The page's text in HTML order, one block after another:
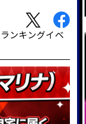
ンキングイベ